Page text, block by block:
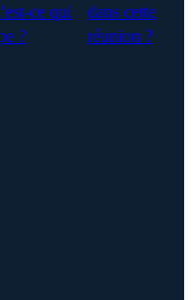
ce qui
?
dans cette
réunion ?